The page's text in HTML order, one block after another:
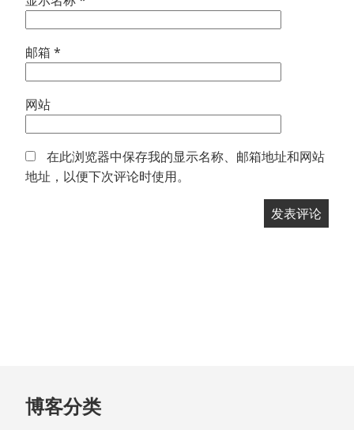
邮箱 *
网站
在此浏览器中保存我的显示名称、邮箱地址和网站
地址，以便下次评论时使用。
跳
至
博客分类